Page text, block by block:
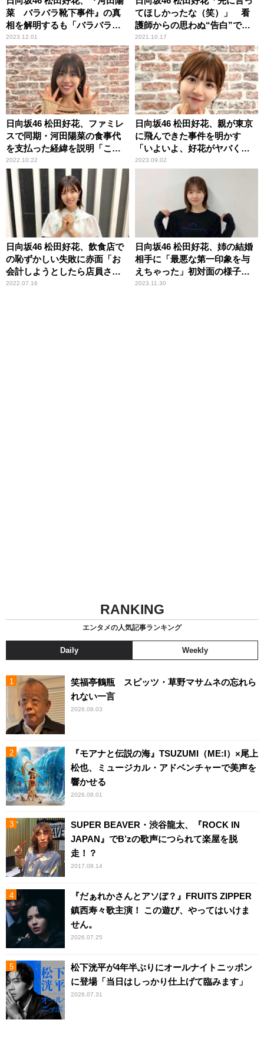
菜 バラバラ靴下事件』の真
相を解明するも「バラバラの
靴下を履き続けてほしいな」
2023.12.01
てほしかったな（笑）」 看
護師からの思わぬ“告白”で頭
が真っ白になった顛末を明か
す
2021.10.17
日向坂46 松田好花、ファミレ
スで同期・河田陽菜の食事代
を支払った経緯を説明「これ
ね、おごったっていうよ
り……」
2022.10.22
日向坂46 松田好花、親が東京
に飛んできた事件を明かす
「いよいよ、好花がヤバくな
ってる……って（笑）」
2023.09.02
日向坂46 松田好花、飲食店で
の恥ずかしい失敗に赤面「お
会計しようとしたら店員さん
が……」
2022.07.16
日向坂46 松田好花、姉の結婚
相手に「最悪な第一印象を与
えちゃった」初対面の様子を
告白「メンチ切る感じに……
2023.11.30
RANKING
エンタメの人気記事ランキング
Daily Weekly
笑福亭鶴瓶 スピッツ・草野マサムネの忘れら
れない一言
2026.08.03
『モアナと伝説の海』TSUZUMI（ME:I）×尾上
松也、ミュージカル・アドベンチャーで美声を
響かせる
2026.08.01
SUPER BEAVER・渋谷龍太、『ROCK IN
JAPAN』でB’zの歌声につられて楽屋を脱
走！？
2017.08.14
『だぁれかさんとアソぼ？』FRUITS ZIPPER
鎮西寿々歌主演！ この遊び、やってはいけま
せん。
2026.07.25
松下洸平が4年半ぶりにオールナイトニッポン
に登場「当日はしっかり仕上げて臨みます」
2026.07.31